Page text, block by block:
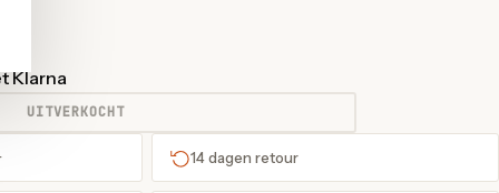
Klarna
UITVERKOCHT
14 dagen retour